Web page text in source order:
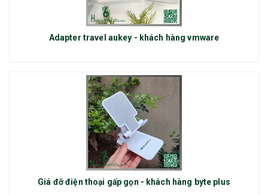
Adapter travel aukey - khách hàng vmware
Giá đỡ điện thoại gấp gọn - khách hàng byte plus